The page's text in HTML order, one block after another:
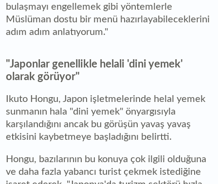
bulaşmayı engellemek gibi yöntemlerle
Müslüman dostu bir menü hazırlayabileceklerini
adım adım anlatıyorum."
"Japonlar genellikle helali 'dini yemek'
olarak görüyor"
Ikuto Hongu, Japon işletmelerinde helal yemek
sunmanın hala "dini yemek" önyargısıyla
karşılandığını ancak bu görüşün yavaş yavaş
etkisini kaybetmeye başladığını belirtti.
Hongu, bazılarının bu konuya çok ilgili olduğuna
ve daha fazla yabancı turist çekmek istediğine